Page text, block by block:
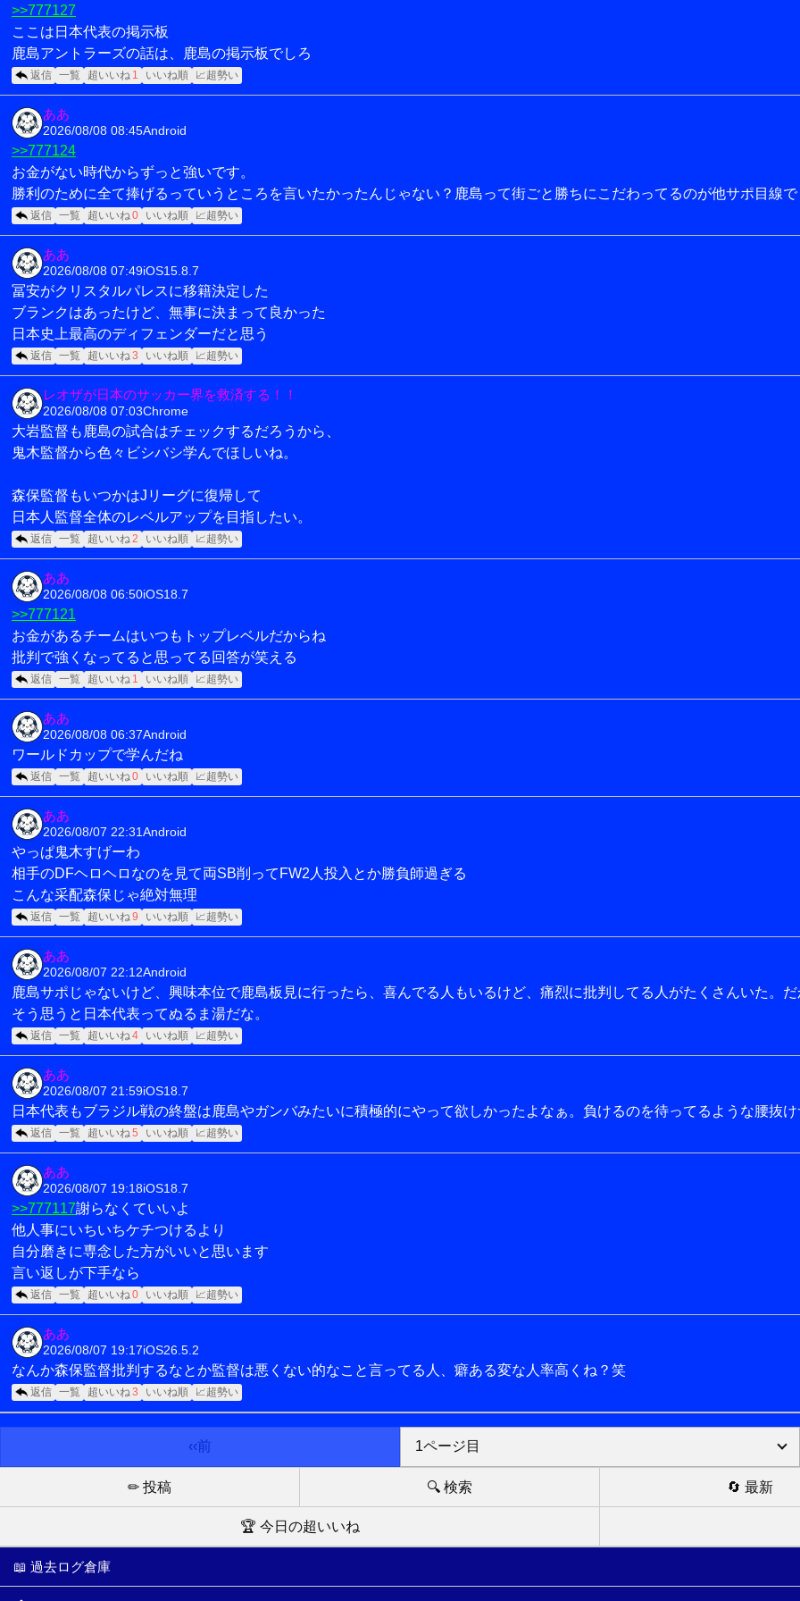
>>777127
ここは日本代表の掲示板
鹿島アントラーズの話は、鹿島の掲示板でしろ
返信 一覧 超いいね 1 いいね順 📈超勢い
ああ
2026/08/08 08:45Android
>>777124
お金がない時代からずっと強いです。
勝利のために全て捧げるっていうところを言いたかったんじゃない？鹿島って街ごと勝ちにこだわってるのが他サポ目線
返信 一覧 超いいね 0 いいね順 📈超勢い
ああ
2026/08/08 07:49iOS15.8.7
冨安がクリスタルパレスに移籍決定した
ブランクはあったけど、無事に決まって良かった
日本史上最高のディフェンダーだと思う
返信 一覧 超いいね 3 いいね順 📈超勢い
レオザが日本のサッカー界を救済する！！
2026/08/08 07:03Chrome
大岩監督も鹿島の試合はチェックするだろうから、
鬼木監督から色々ビシバシ学んでほしいね。
森保監督もいつかはJリーグに復帰して
日本人監督全体のレベルアップを目指したい。
返信 一覧 超いいね 2 いいね順 📈超勢い
ああ
2026/08/08 06:50iOS18.7
>>777121
お金があるチームはいつもトップレベルだからね
批判で強くなってると思ってる回答が笑える
返信 一覧 超いいね 1 いいね順 📈超勢い
ああ
2026/08/08 06:37Android
ワールドカップで学んだね
返信 一覧 超いいね 0 いいね順 📈超勢い
ああ
2026/08/07 22:31Android
やっぱ鬼木すげーわ
相手のDFヘロヘロなのを見て両SB削ってFW2人投入とか勝負師過ぎる
こんな采配森保じゃ絶対無理
返信 一覧 超いいね 9 いいね順 📈超勢い
ああ
2026/08/07 22:12Android
鹿島サポじゃないけど、興味本位で鹿島板見に行ったら、喜んでる人もいるけど、痛烈に批判してる人がたくさんいた。だ
そう思うと日本代表ってぬるま湯だな。
返信 一覧 超いいね 4 いいね順 📈超勢い
ああ
2026/08/07 21:59iOS18.7
日本代表もブラジル戦の終盤は鹿島やガンバみたいに積極的にやって欲しかったよなぁ。負けるのを待ってるような腰抜
返信 一覧 超いいね 5 いいね順 📈超勢い
ああ
2026/08/07 19:18iOS18.7
>>777117謝らなくていいよ
他人事にいちいちケチつけるより
自分磨きに専念した方がいいと思います
言い返しが下手なら
返信 一覧 超いいね 0 いいね順 📈超勢い
ああ
2026/08/07 19:17iOS26.5.2
なんか森保監督批判するなとか監督は悪くない的なこと言ってる人、癖ある変な人率高くね？笑
返信 一覧 超いいね 3 いいね順 📈超勢い
‹‹前
✏ 投稿 🔍 検索 🔄 最新
🏆 今日の超いいね
📖 過去ログ倉庫